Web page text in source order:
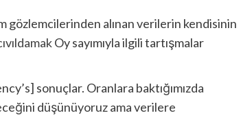
alınan verilerin kendisinin
Oy sayımıyla ilgili tartışmalar
sonuçlar. Oranlara baktığımızda
düşünüyoruz ama verilere